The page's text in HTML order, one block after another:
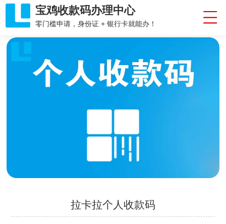
宝鸡收款码办理中心
零门槛申请，身份证 + 银行卡就能办！
拉卡拉个人收款码